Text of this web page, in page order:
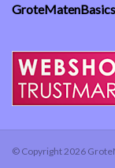
© Copyright 2026